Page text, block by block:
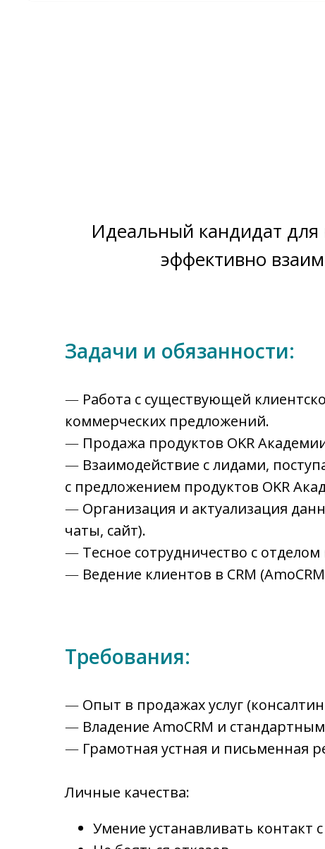
Идеальный кандидат
эффективно
Задачи и обязанности:
— Работа с существующей
коммерческих предложений.
— Продажа продуктов OKR
— Взаимодействие с лидами,
с предложением продуктов OKR
— Организация и актуализация
чаты, сайт).
— Тесное сотрудничество с
— Ведение клиентов в CRM
Требования:
— Опыт в продажах услуг
— Владение AmoCRM и
— Грамотная устная и письменная
Личные качества:
Умение устанавливать контакт